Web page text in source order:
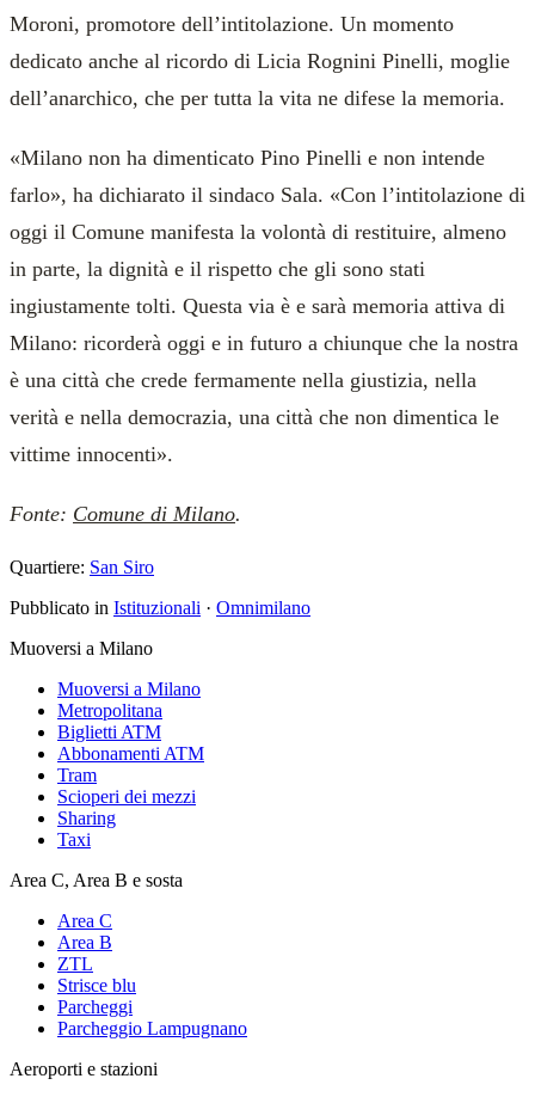
Moroni, promotore dell’intitolazione. Un momento
dedicato anche al ricordo di Licia Rognini Pinelli, moglie
dell’anarchico, che per tutta la vita ne difese la memoria.
«Milano non ha dimenticato Pino Pinelli e non intende
farlo», ha dichiarato il sindaco Sala. «Con l’intitolazione di
oggi il Comune manifesta la volontà di restituire, almeno
in parte, la dignità e il rispetto che gli sono stati
ingiustamente tolti. Questa via è e sarà memoria attiva di
Milano: ricorderà oggi e in futuro a chiunque che la nostra
è una città che crede fermamente nella giustizia, nella
verità e nella democrazia, una città che non dimentica le
vittime innocenti».
Fonte: Comune di Milano.
Quartiere: San Siro
Pubblicato in Istituzionali · Omnimilano
Muoversi a Milano
Muoversi a Milano
Metropolitana
Biglietti ATM
Abbonamenti ATM
Tram
Scioperi dei mezzi
Sharing
Taxi
Area C, Area B e sosta
Area C
Area B
ZTL
Strisce blu
Parcheggi
Parcheggio Lampugnano
Aeroporti e stazioni